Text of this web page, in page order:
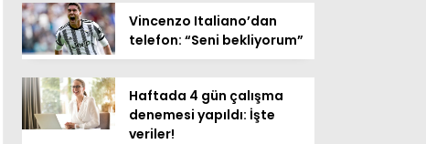
Vincenzo Italiano’dan
telefon: “Seni bekliyorum”
Haftada 4 gün çalışma
denemesi yapıldı: İşte
veriler!